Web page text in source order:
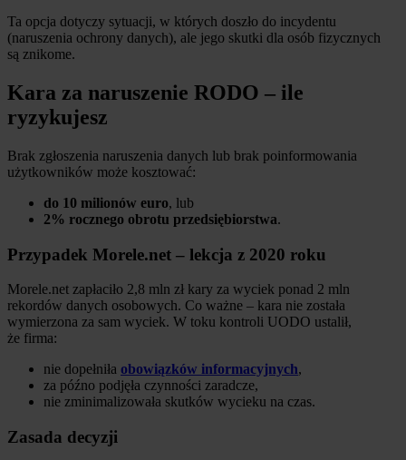
Ta opcja dotyczy sytuacji, w których doszło do incydentu
(naruszenia ochrony danych), ale jego skutki dla osób fizycznych
są znikome.
Kara za naruszenie RODO – ile
ryzykujesz
Brak zgłoszenia naruszenia danych lub brak poinformowania
użytkowników może kosztować:
do 10 milionów euro, lub
2% rocznego obrotu przedsiębiorstwa.
Przypadek Morele.net – lekcja z 2020 roku
Morele.net zapłaciło 2,8 mln zł kary za wyciek ponad 2 mln
rekordów danych osobowych. Co ważne – kara nie została
wymierzona za sam wyciek. W toku kontroli UODO ustalił,
że firma:
nie dopełniła obowiązków informacyjnych,
za późno podjęła czynności zaradcze,
nie zminimalizowała skutków wycieku na czas.
Zasada decyzji